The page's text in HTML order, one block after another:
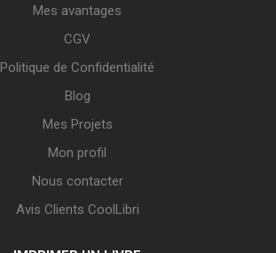
Mes avantages
CGV
Politique de Confidentialité
Blog
Mes Projets
Mon profil
Nous contacter
Avis Clients CoolLibri